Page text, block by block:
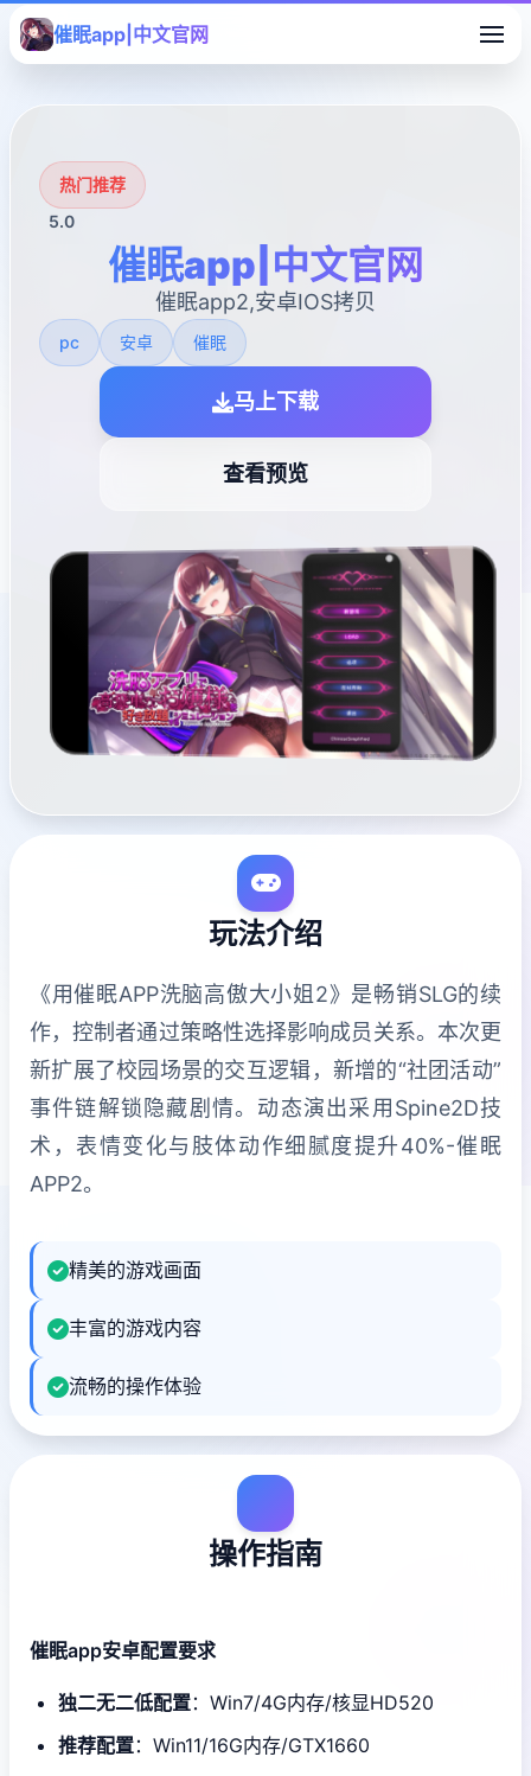
催眠app|中文官网
热门推荐
5.0
催眠app|中文官网
催眠app2,安卓IOS拷贝
pc 安卓 催眠
马上下载
查看预览
玩法介绍
《用催眠APP洗脑高傲大小姐2》是畅销SLG的续
作，控制者通过策略性选择影响成员关系。本次更
新扩展了校园场景的交互逻辑，新增的“社团活动”
事件链解锁隐藏剧情。动态演出采用Spine2D技
术，表情变化与肢体动作细腻度提升40%-催眠
APP2。
精美的游戏画面
丰富的游戏内容
流畅的操作体验
操作指南
催眠app安卓配置要求
​独二无二低配置​​：Win7/4G内存/核显HD520
​推荐配置​​：Win11/16G内存/GTX1660